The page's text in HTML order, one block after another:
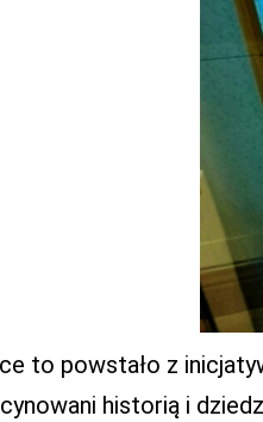
to powstało z
historią i